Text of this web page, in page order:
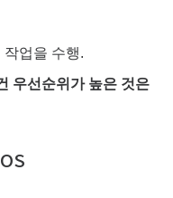
업을 수행.
우선순위가 높은 것은